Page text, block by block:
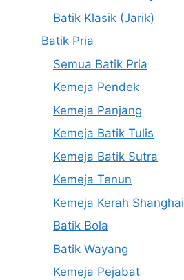
Batik Klasik (Jarik)
Batik Pria
Semua Batik Pria
Kemeja Pendek
Kemeja Panjang
Kemeja Batik Tulis
Kemeja Batik Sutra
Kemeja Tenun
Kemeja Kerah Shanghai
Batik Bola
Batik Wayang
Kemeja Pejabat